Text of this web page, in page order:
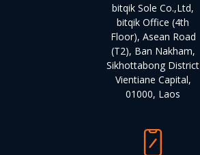
bitqik Sole Co.,Ltd,
bitqik Office (4th
Floor), Asean Road
(T2), Ban Nakham,
Sikhottabong District
Vientiane Capital,
01000, Laos